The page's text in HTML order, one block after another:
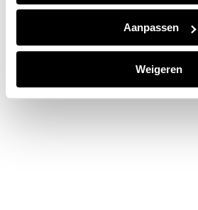
Aanpassen
Weigeren